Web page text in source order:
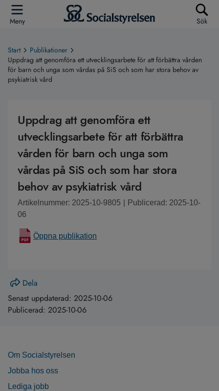
Meny Sök
Start
Publikationer
Uppdrag att genomföra ett utvecklingsarbete för att förbättra vården
för barn och unga som vårdas på SiS och som har stora behov av
psykiatrisk vård
Uppdrag att genomföra ett
utvecklingsarbete för att förbättra
vården för barn och unga som
vårdas på SiS och som har stora
behov av psykiatrisk vård
Artikelnummer: 2025-10-9805
Publicerad: 2025-10-
06
Öppna publikation
Dela
Senast uppdaterad: 2025-10-06
Publicerad: 2025-10-06
Om Socialstyrelsen
Jobba hos oss
Lediga jobb